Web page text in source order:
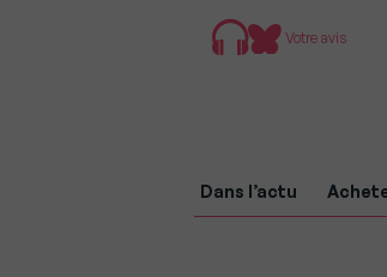
Votre avis
Dans l’actu